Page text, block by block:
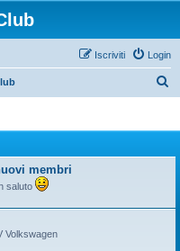
Login
Iscriviti
membri
saluto
Volkswagen